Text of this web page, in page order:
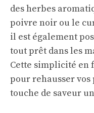
des herbes
poivre noir ou le
il est également
tout prêt dans les
Cette simplicité
pour rehausser
touche de saveur